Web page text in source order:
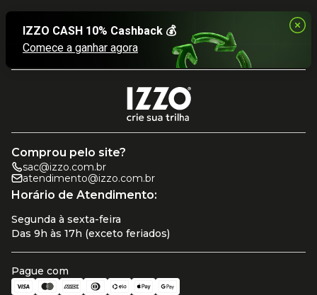
Comprou pelo site?
sac@izzo.com.br
atendimento@izzo.com.br
Horário de Atendimento:
Segunda à sexta-feira
Das 9h às 17h (exceto feriados)
Pague com